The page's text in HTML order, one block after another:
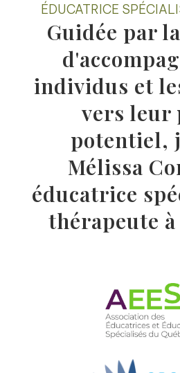
ÉDUCATRICE
Guidée par
individus et
vers leur
potentiel,
Mélissa
éducatrice
thérapeute